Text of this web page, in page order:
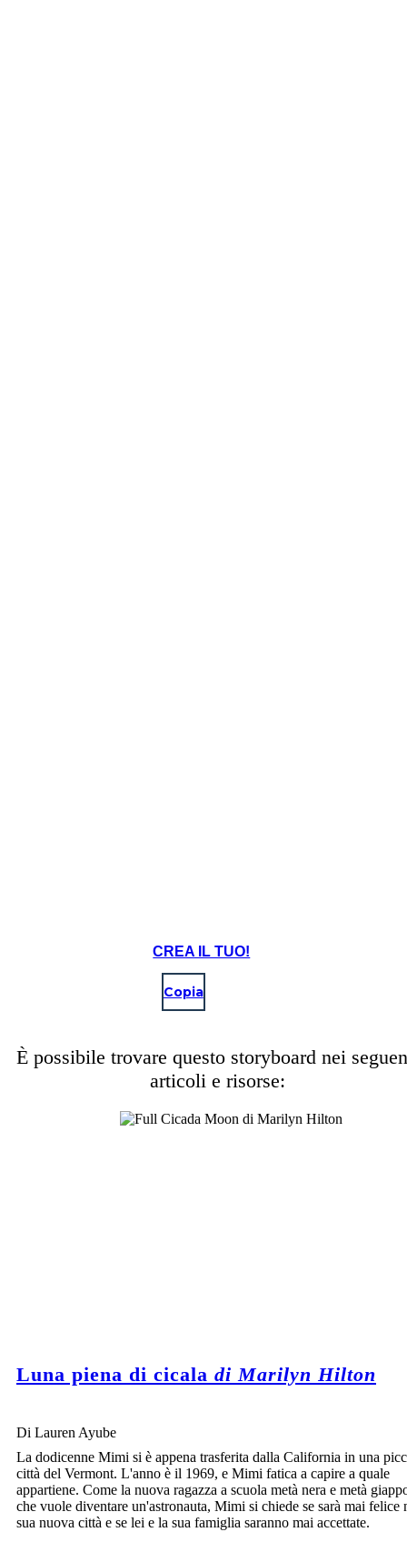
CREA IL TUO!
Copia
È possibile trovare questo storyboard nei
articoli e risorse:
Luna piena di cicala di Marilyn Hilton
Di Lauren Ayube
La dodicenne Mimi si è appena trasferita dalla California in una
città del Vermont. L'anno è il 1969, e Mimi fatica a capire a quale
appartiene. Come la nuova ragazza a scuola metà nera e metà
che vuole diventare un'astronauta, Mimi si chiede se sarà mai felice
sua nuova città e se lei e la sua famiglia saranno mai accettate.